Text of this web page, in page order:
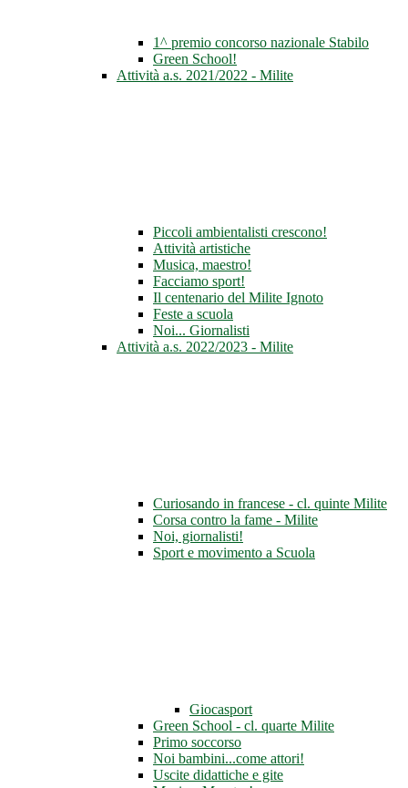
1^ premio concorso nazionale Stabilo
Green School!
Attività a.s. 2021/2022 - Milite
Piccoli ambientalisti crescono!
Attività artistiche
Musica, maestro!
Facciamo sport!
Il centenario del Milite Ignoto
Feste a scuola
Noi... Giornalisti
Attività a.s. 2022/2023 - Milite
Curiosando in francese - cl. quinte Milite
Corsa contro la fame - Milite
Noi, giornalisti!
Sport e movimento a Scuola
Giocasport
Green School - cl. quarte Milite
Primo soccorso
Noi bambini...come attori!
Uscite didattiche e gite